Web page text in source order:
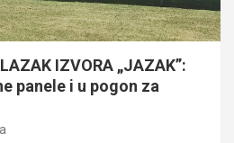
IZVORA „JAZAK”:
panele i u pogon za